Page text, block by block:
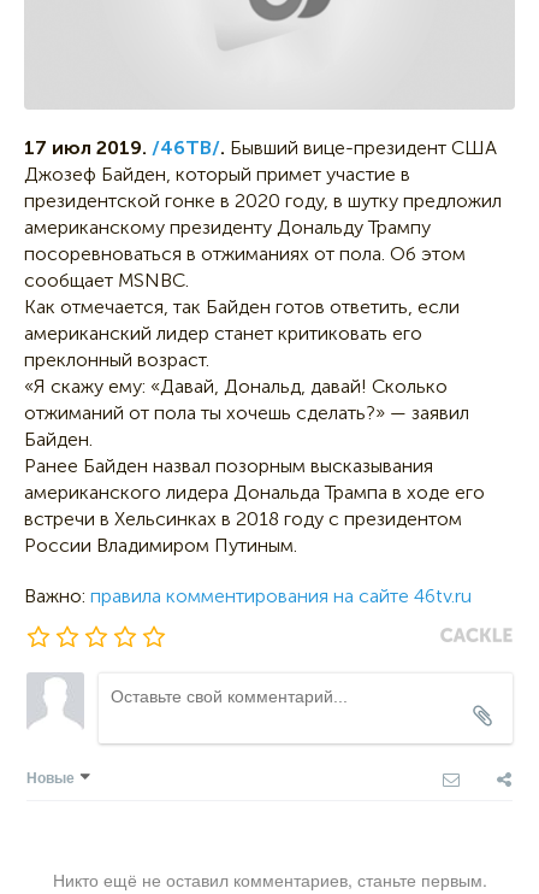
17 июл 2019. /46ТВ/. Бывший вице-президент США
Джозеф Байден, который примет участие в
президентской гонке в 2020 году, в шутку предложил
американскому президенту Дональду Трампу
посоревноваться в отжиманиях от пола. Об этом
сообщает MSNBC.
Как отмечается, так Байден готов ответить, если
американский лидер станет критиковать его
преклонный возраст.
«Я скажу ему: «Давай, Дональд, давай! Сколько
отжиманий от пола ты хочешь сделать?» — заявил
Байден.
Ранее Байден назвал позорным высказывания
американского лидера Дональда Трампа в ходе его
встречи в Хельсинках в 2018 году с президентом
России Владимиром Путиным.
Важно: правила комментирования на сайте 46tv.ru
Новые
Никто ещё не оставил комментариев, станьте первым.